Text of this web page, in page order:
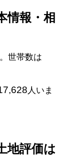
情報・相
世帯数は
人いま
地評価は